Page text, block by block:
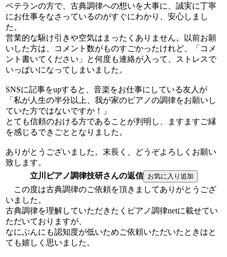
ベテランの方で、古典調律への想いを大事に、誠実に丁寧
にお仕事をなさっているのがすぐにわかり、安心しまし
た。
営業的な駆け引きや空気はまったくありません。以前お願
いした方は、コメント数がものすごかったけれど、「コメ
ント書いてください」と何度も連絡が入って、ストレスで
いっぱいになってしまいました。
SNSに記事をupすると、音楽をお仕事にしている友人が
「私が人生の半分以上、我が家のピアノの調律をお願いし
ていた方ではないですか！」
とても信頼のおける方であることが判明し、ますますご縁
を感じるできごととなりました。
ありがとうございました。末長く、どうぞよろしくお願い
致します。
立川ピアノ調律技研さんの返信
この度は古典調律のご依頼を頂きましてありがとうござ
いました。
古典調律を理解していただきたくピアノ調律netに載せてい
ただいておりますが、
なにぶんにも認知度が低いためご依頼いただいたときはと
ても嬉しく思いました。